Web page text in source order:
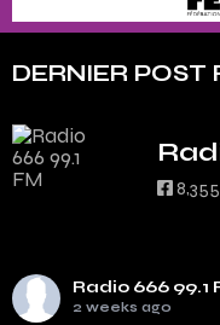
DERNIER POST
8,355
Radio 666 99.1
2 weeks ago